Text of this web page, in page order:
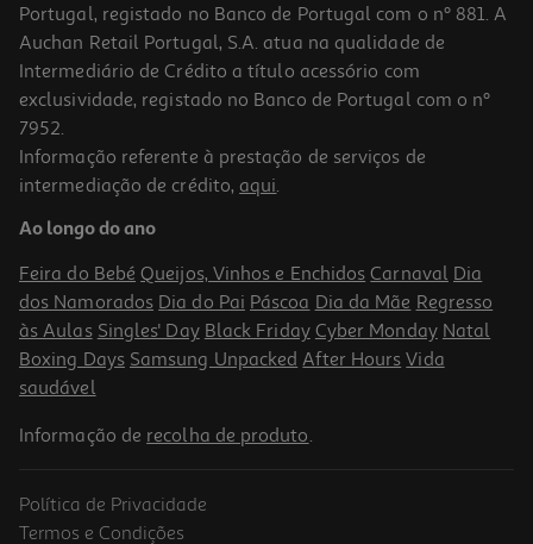
Portugal, registado no Banco de Portugal com o nº 881. A
Auchan Retail Portugal, S.A. atua na qualidade de
Intermediário de Crédito a título acessório com
exclusividade, registado no Banco de Portugal com o nº
7952.
Informação referente à prestação de serviços de
intermediação de crédito, aqui.
Ao longo do ano
Feira do Bebé Queijos, Vinhos e Enchidos Carnaval Dia
dos Namorados Dia do Pai Páscoa Dia da Mãe Regresso
às Aulas Singles' Day Black Friday Cyber Monday Natal
Boxing Days Samsung Unpacked After Hours Vida
saudável
Informação de recolha de produto.
Política de Privacidade
Termos e Condições